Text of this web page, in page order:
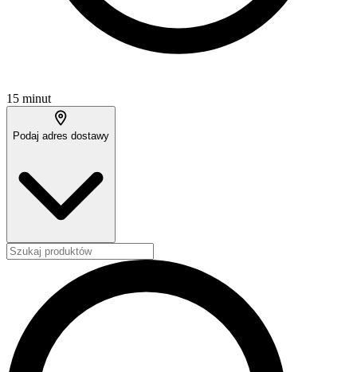
15 minut
Podaj adres dostawy